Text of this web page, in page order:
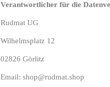
Verantwortlicher für die
Rudmat UG
Wilhelmsplatz 12
02826 Görlitz
Email: shop@rudmat.shop